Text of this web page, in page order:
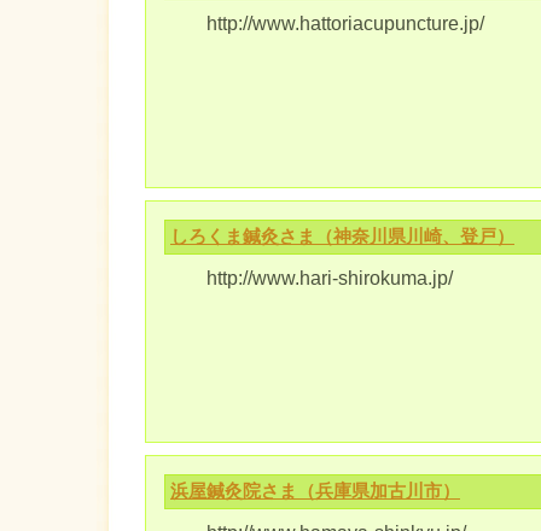
http://www.hattoriacupuncture.jp/
しろくま鍼灸さま（神奈川県川崎、登戸）
http://www.hari-shirokuma.jp/
浜屋鍼灸院さま（兵庫県加古川市）